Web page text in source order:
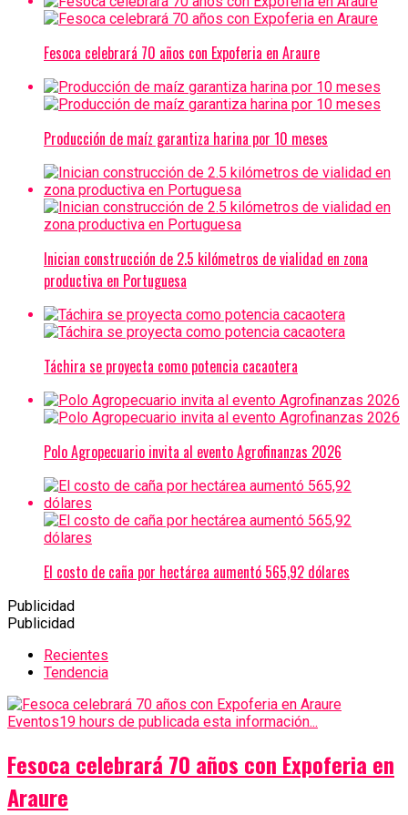
Fesoca celebrará 70 años con Expoferia en Araure
Producción de maíz garantiza harina por 10 meses
Inician construcción de 2.5 kilómetros de vialidad en zona
productiva en Portuguesa
Táchira se proyecta como potencia cacaotera
Polo Agropecuario invita al evento Agrofinanzas 2026
El costo de caña por hectárea aumentó 565,92 dólares
Publicidad
Publicidad
Recientes
Tendencia
Eventos19 hours de publicada esta información...
Fesoca celebrará 70 años con Expoferia en
Araure